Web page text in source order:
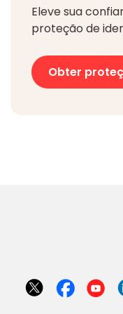
Eleve sua
proteção de
Obter